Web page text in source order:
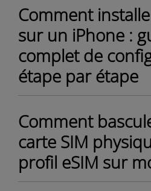
Comment
sur un iPhone :
complet de
étape par étape
Comment
carte SIM
profil eSIM sur